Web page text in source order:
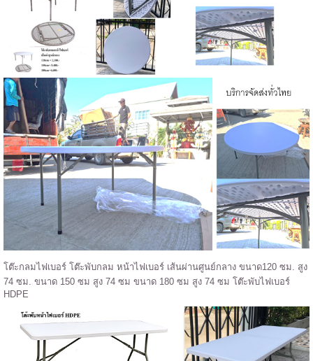
โต๊ะกลมไฟเบอร์ โต๊ะพับกลม หน้าไฟเบอร์ เส้นผ่านศูนย์กลาง ขนาด120 ซม. สูง
74 ซม. ขนาด 150 ซม สูง 74 ซม ขนาด 180 ซม สูง 74 ซม โต๊ะพับไฟเบอร์
HDPE